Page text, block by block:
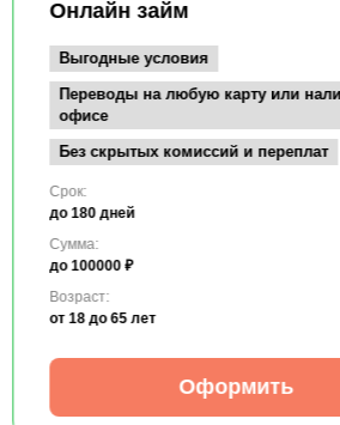
Онлайн займ
Выгодные условия
Переводы на любую карту или
офисе
Без скрытых комиссий и переплат
Срок:
до 180 дней
Сумма:
до 100000 ₽
Возраст:
от 18 до 65 лет
Оформить